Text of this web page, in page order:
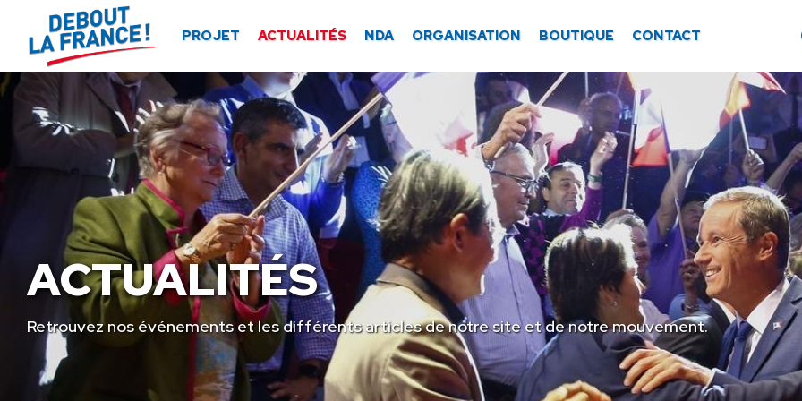
PROJET ACTUALITÉS NDA ORGANISATION BOUTIQUE CONTACT
ACTUALITÉS
Retrouvez nos événements et les différents articles de notre site et de notre mouvement.
Panneau de gestion des cookies